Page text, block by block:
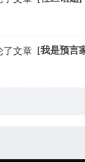
了文章 [我是预言